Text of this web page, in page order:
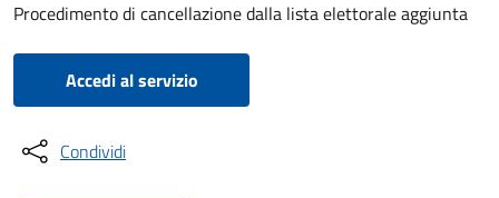
Procedimento di cancellazione dalla lista elettorale aggiunta
Accedi al servizio
Condividi